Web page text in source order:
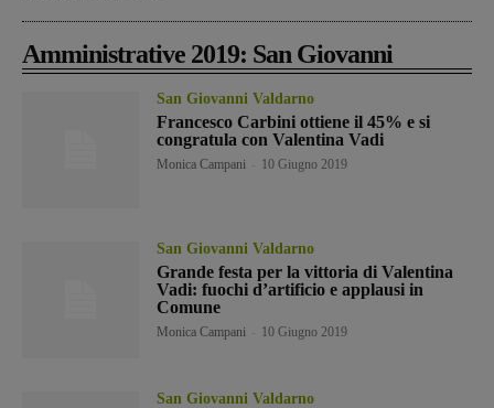
Amministrative 2019: San Giovanni
San Giovanni Valdarno
Francesco Carbini ottiene il 45% e si
congratula con Valentina Vadi
Monica Campani 10 Giugno 2019
San Giovanni Valdarno
Grande festa per la vittoria di Valentina
Vadi: fuochi d’artificio e applausi in
Comune
Monica Campani 10 Giugno 2019
San Giovanni Valdarno